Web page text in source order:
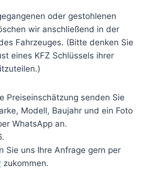
oder gestohlenen
wir anschließend in der
Fahrzeuges. (Bitte denken Sie
eines KFZ Schlüssels ihrer
Preiseinschätzung senden Sie
Modell, Baujahr und ein Foto
WhatsApp an.
Sie uns Ihre Anfrage gern per
zukommen.